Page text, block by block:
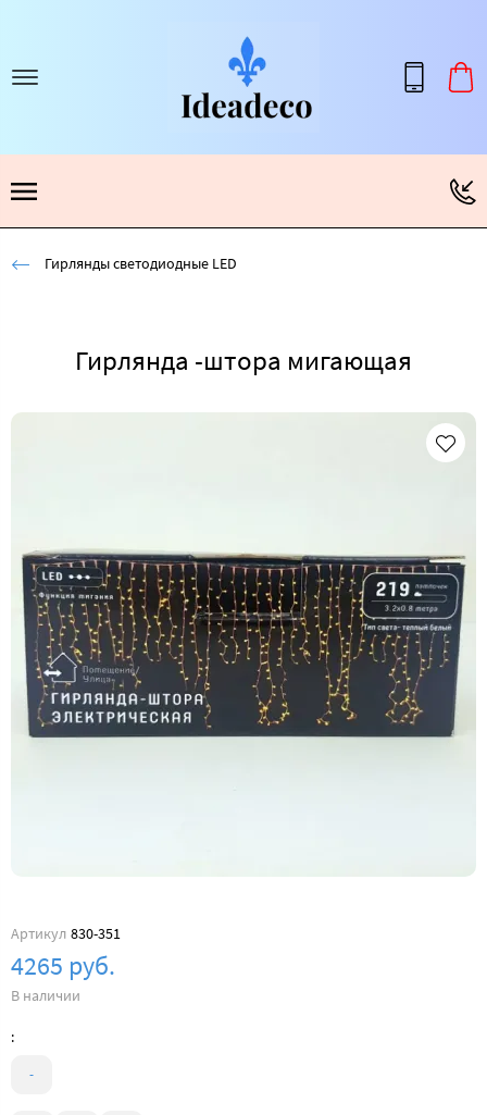
Гирлянды светодиодные LED
Гирлянда -штора мигающая
Артикул 830-351
4265 руб.
В наличии
:
-